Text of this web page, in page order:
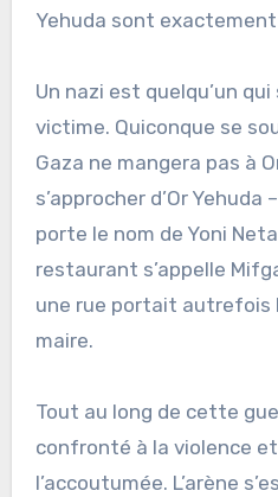
Yehuda sont
Un nazi est quelqu’un
victime. Quiconque se
Gaza ne mangera pas à
s’approcher d’Or
porte le nom de Yoni
restaurant s’appelle
une rue portait autrefois
maire.
Tout au long de cette
confronté à la violence et
l’accoutumée. L’arène